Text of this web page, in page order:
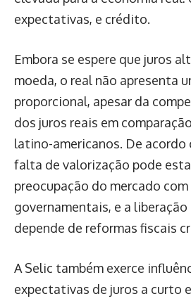
expectativas, e crédito.
Embora se espere que juros
moeda, o real não apresenta
proporcional, apesar da
dos juros reais em
latino-americanos. De acordo
falta de valorização pode
preocupação do mercado com
governamentais, e a liberação
depende de reformas fiscais
A Selic também exerce
expectativas de juros a curto